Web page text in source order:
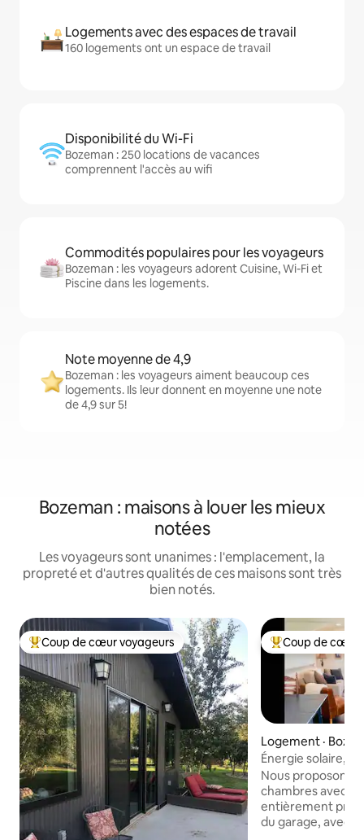
Logements avec des espaces de travail
160 logements ont un espace de travail
Disponibilité du Wi-Fi
Bozeman : 250 locations de vacances
comprennent l'accès au wifi
Commodités populaires pour les voyageurs
Bozeman : les voyageurs adorent Cuisine, Wi-Fi et
Piscine dans les logements.
Note moyenne de 4,9
Bozeman : les voyageurs aiment beaucoup ces
logements. Ils leur donnent en moyenne une note
de 4,9 sur 5!
Bozeman : maisons à louer les mieux
notées
Les voyageurs sont unanimes : l'emplacement, la
propreté et d'autres qualités de ces maisons sont très
bien notés.
Coup de cœur voyageurs parmi les plus aimés
Coup de cœur voyageurs Coup de cœur
Coup de cœur
Logement ·
Énergie solaire,
l'aéroport avec
Nous proposons
chambres avec
entièrement
du garage, avec